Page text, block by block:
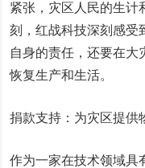
紧张，灾区人民的生计
刻，红战科技深刻感受
自身的责任，还要在大
恢复生产和生活。
捐款支持：为灾区提供
作为一家在技术领域具